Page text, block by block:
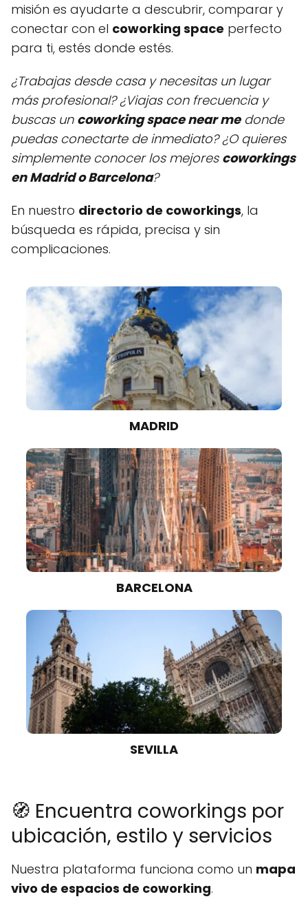
misión es ayudarte a descubrir, comparar y
conectar con el coworking space perfecto
para ti, estés donde estés.
¿Trabajas desde casa y necesitas un lugar
más profesional? ¿Viajas con frecuencia y
buscas un coworking space near medonde
puedas conectarte de inmediato? ¿O quieres
simplemente conocer los mejores coworkings
en Madrid o Barcelona?
En nuestro directorio de coworkings, la
búsqueda es rápida, precisa y sin
complicaciones.
MADRID
BARCELONA
SEVILLA
🧭 Encuentra coworkings por
ubicación, estilo y servicios
Nuestra plataforma funciona como un mapa
vivo de espacios de coworking.